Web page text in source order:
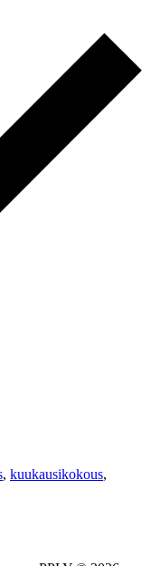
, kuukausikokous,